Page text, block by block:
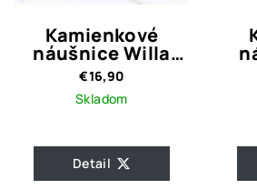
Kamienkové
náušnice Willa
Blue
€16,90
Skladom
Detail